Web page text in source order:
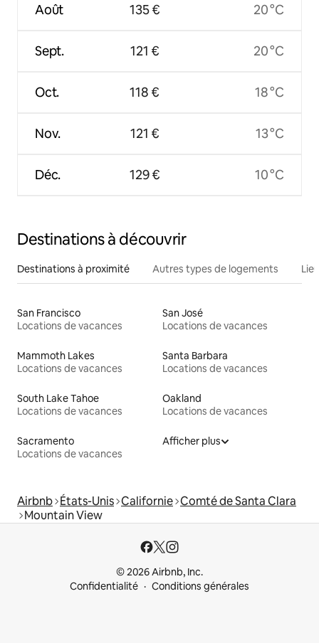
Août
Sept.
Oct.
Nov.
Déc.
135 €
121 €
118 €
121 €
129 €
20 °C
20 °C
18 °C
13 °C
10 °C
Destinations à découvrir
Destinations à proximité Autres types de logements
San Francisco
Locations de vacances
San José
Locations de vacances
Mammoth Lakes
Locations de vacances
Santa Barbara
Locations de vacances
South Lake Tahoe
Locations de vacances
Oakland
Locations de vacances
Sacramento
Locations de vacances
Afficher plus
Airbnb États-Unis Californie Comté de Santa Clara
Mountain View
© 2026 Airbnb, Inc.
Confidentialité
Conditions générales